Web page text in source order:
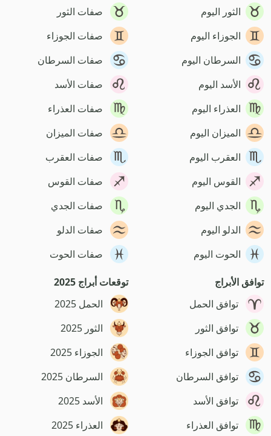
الثور اليوم
الجوزاء اليوم
السرطان اليوم
الأسد اليوم
العذراء اليوم
الميزان اليوم
العقرب اليوم
القوس اليوم
الجدي اليوم
الدلو اليوم
الحوت اليوم
صفات الثور
صفات الجوزاء
صفات السرطان
صفات الأسد
صفات العذراء
صفات الميزان
صفات العقرب
صفات القوس
صفات الجدي
صفات الدلو
صفات الحوت
توافق الأبراج
توافق الحمل
توافق الثور
توافق الجوزاء
توافق السرطان
توافق الأسد
توافق العذراء
توقعات أبراج 2025
الحمل 2025
الثور 2025
الجوزاء 2025
السرطان 2025
الأسد 2025
العذراء 2025